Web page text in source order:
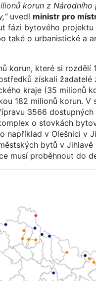
korun z
uvedl ministr pro
fázi bytového
také o urbanistické a
korun, které si rozdělí
získali žadatelé
kraje (35 milionů
182 milionů korun.
3566
o stovkách
v Olešnici v
bytů v
musí proběhnout do